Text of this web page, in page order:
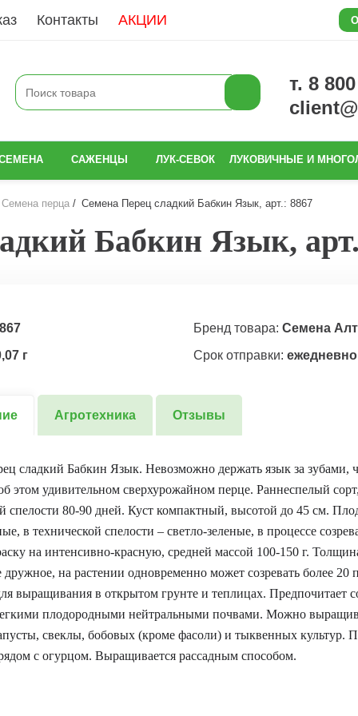
Контакты АКЦИИ
т. 8
САЖЕНЦЫ ЛУК-СЕВОК ЛУКОВИЧНЫЕ И
Семена перца Семена Перец сладкий Бабкин Язык, арт.: 8867
Бабкин Язык,
Бренд товара: Семена
г
Срок отправки: ежедневно
Агротехника Отзывы
сладкий Бабкин Язык. Невозможно держать язык за зубами,
об этом удивительном сверхурожайном перце. Раннеспелый
спелости 80-90 дней. Куст компактный, высотой до 45 см.
в технической спелости – светло-зеленые, в процессе
на интенсивно-красную, средней массой 100-150 г.
дружное, на растении одновременно может созревать более 20
выращивания в открытом грунте и теплицах. Предпочитает
плодородными нейтральными почвами. Можно
свеклы, бобовых (кроме фасоли) и тыквенных культур.
с огурцом. Выращивается рассадным способом.